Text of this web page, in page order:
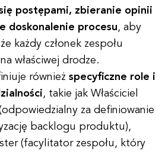
postępami, zbieranie opinii
doskonalenie procesu, aby
każdy członek zespołu
właściwej drodze.
również specyficzne role i
, takie jak Właściciel
za definiowanie
backlogu produktu),
(facylitator zespołu, który